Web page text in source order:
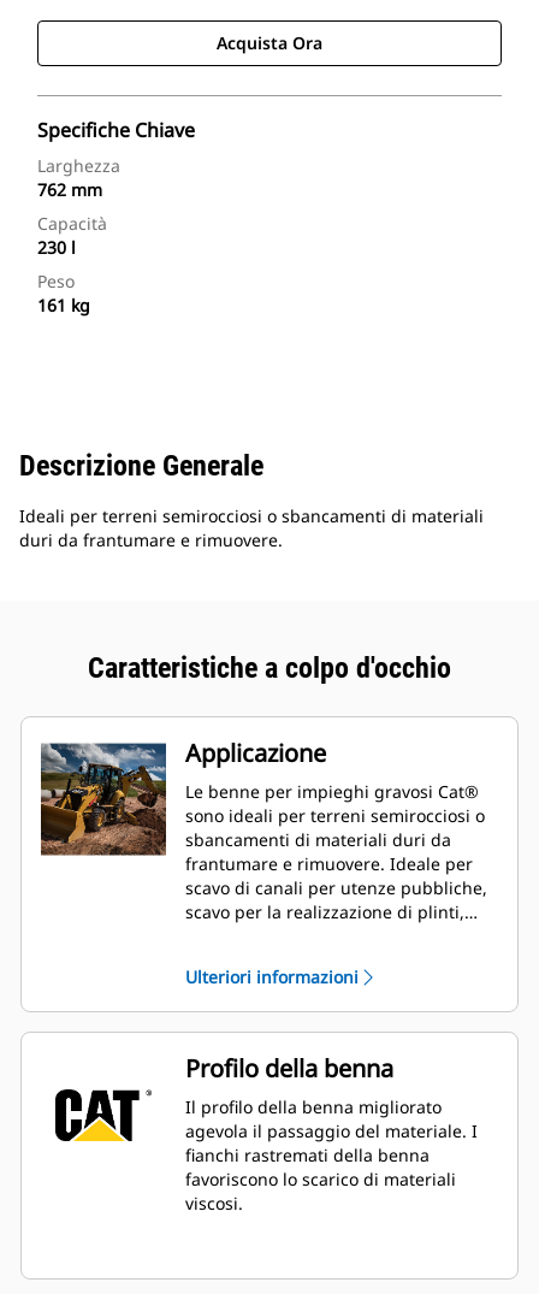
Acquista Ora
Specifiche Chiave
Larghezza
762 mm
Capacità
230 l
Peso
161 kg
Descrizione Generale
Ideali per terreni semirocciosi o sbancamenti di materiali
duri da frantumare e rimuovere.
Caratteristiche a colpo d'occhio
Applicazione
Le benne per impieghi gravosi Cat®
sono ideali per terreni semirocciosi o
sbancamenti di materiali duri da
frantumare e rimuovere. Ideale per
scavo di canali per utenze pubbliche,
scavo per la realizzazione di plinti,
paesaggistica e nel settore dei servizi
pubblici.
Ulteriori informazioni
Profilo della benna
Il profilo della benna migliorato
agevola il passaggio del materiale. I
fianchi rastremati della benna
favoriscono lo scarico di materiali
viscosi.